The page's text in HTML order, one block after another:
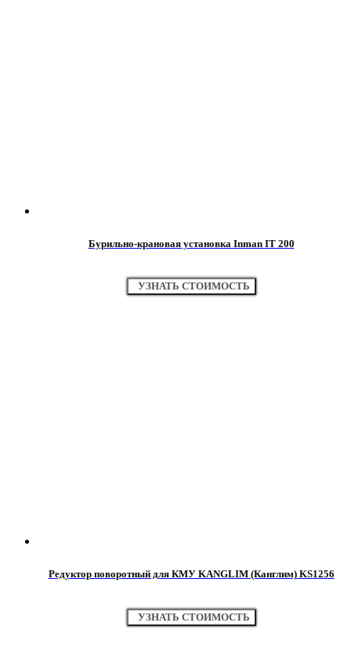
Бурильно-крановая установка Inman IT 200
УЗНАТЬ СТОИМОСТЬ
Редуктор поворотный для КМУ KANGLIM (Канглим) KS1256
УЗНАТЬ СТОИМОСТЬ